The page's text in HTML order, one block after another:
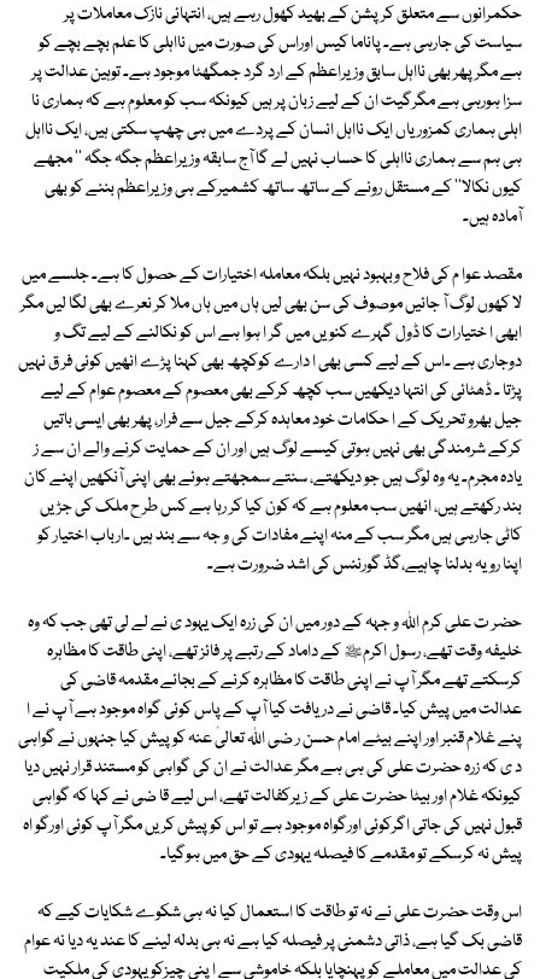
حکمرانوں سے متعلق کرپشن کے بھید کھول رہے ہیں، انتہائی نازک معاملات پر
سیاست کی جارہی ہے۔ پاناما کیس اوراس کی صورت میں نااہلی کا علم بچے بچے کو
ہے مگر پھر بھی نااہل سابق وزیراعظم کے ارد گرد جمگھٹا موجود ہے۔ توہین عدالت پر
سزا ہورہی ہے مگرگیت ان کے لیے زبان پر ہیں کیونکہ سب کو معلوم ہے کہ ہماری نا
اہلی ہماری کمزوریاں ایک نااہل انسان کے پردے میں ہی چھپ سکتی ہیں، ایک نااہل
ہی ہم سے ہماری نااہلی کا حساب نہیں لے گا آج سابقہ وزیراعظم جگہ جگہ '' مجھے
کیوں نکالا'' کے مستقل رونے کے ساتھ ساتھ کشمیرکے ہی وزیراعظم بننے کو بھی
آمادہ ہیں۔
مقصد عوا م کی فلاح وبہبود نہیں بلکہ معاملہ اختیارات کے حصول کا ہے۔ جلسے میں
لا کھوں لوگ آ جائیں موصوف کی سن بھی لیں ہاں میں ہاں ملا کر نعرے بھی لگا لیں مگر
ابھی ا ختیارات کا ڈول گہرے کنویں میں گر ا ہوا ہے اس کو نکالنے کے لیے تگ و
دوجاری ہے ۔اس کے لیے کسی بھی ا دارے کوکچھ بھی کہنا پڑے انھیں کوئی فر ق نہیں
پڑتا ۔ ڈھٹائی کی انتہا دیکھیں سب کچھ کرکے بھی معصوم کے معصوم عوام کے لیے
جیل بھرو تحریک کے ا حکامات خود معاہدہ کرکے جیل سے فرار، پھر بھی ایسی باتیں
کرکے شرمندگی بھی نہیں ہوتی کیسے لوگ ہیں اور ان کے حمایت کرنے والے ان سے ز
یادہ مجرم۔ یہ وہ لوگ ہیں جو دیکھتے، سنتے سمجھتے ہوئے بھی اپنی آنکھیں اپنے کان
بند رکھتے ہیں، انھیں سب معلوم ہے کہ کون کیا کر رہا ہے کس طر ح ملک کی جڑیں
کاٹی جارہی ہیں مگر سب کے منہ اپنے مفادات کی و جہ سے بند ہیں ۔ارباب اختیار کو
اپنا رویہ بدلنا چاہیے،گڈ گورننس کی اشد ضرورت ہے۔
حضر ت علی کرم اللہ و جہہ کے دور میں ان کی زرہ ایک یہود ی نے لے لی تھی جب کہ وہ
خلیفہ وقت تھے، رسول اکرمﷺ کے داماد کے رتبے پر فائز تھے، اپنی طاقت کا مظاہرہ
کرسکتے تھے مگر آپ نے اپنی طاقت کا مظاہرہ کرنے کے بجائے مقدمہ قاضی کی
عدالت میں پیش کیا۔ قاضی نے دریافت کیا آپ کے پاس کوئی گواہ موجود ہے آپ نے ا
پنے غلام قنبر اور اپنے بیٹے امام حسن ر ضی اللہ تعالیٰ عنہ کو پیش کیا جنہوں نے گواہی
د ی کہ زرہ حضرت علی کی ہی ہے مگر عدالت نے ان کی گواہی کو مستند قرار نہیں دیا
کیونکہ غلام اور بیٹا حضرت علی کے زیرکفالت تھے، اس لیے قا ضی نے کہا کہ گواہی
قبول نہیں کی جاتی اگرکوئی اورگواہ موجود ہے تو اس کو پیش کریں مگر آپ کوئی اورگو اہ
پیش نہ کرسکے تو مقدمے کا فیصلہ یہودی کے حق میں ہوگیا۔
اس وقت حضرت علی نے نہ تو طاقت کا استعمال کیا نہ ہی شکوے شکایات کیے کہ
قاضی بک گیا ہے، ذاتی دشمنی پر فیصلہ کیا ہے نہ ہی بدلہ لینے کا عند یہ دیا نہ عوام
کی عدالت میں معاملے کو پہنچایا بلکہ خاموشی سے ا پنی چیزکو یہودی کی ملکیت